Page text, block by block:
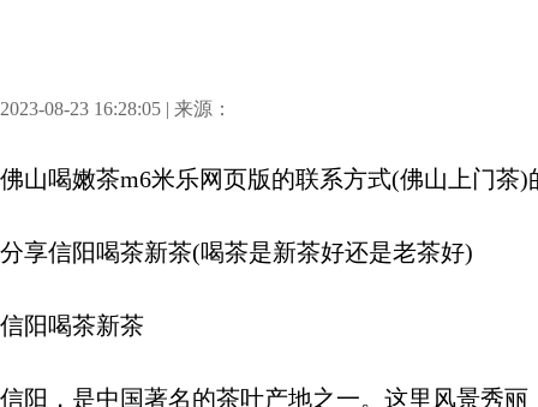
2023-08-23 16:28:05 | 来源：
佛山喝嫩茶m6米乐网页版的联系方式(佛山上门茶)
分享信阳喝茶新茶(喝茶是新茶好还是老茶好)
信阳喝茶新茶
信阳，是中国著名的茶叶产地之一。这里风景秀